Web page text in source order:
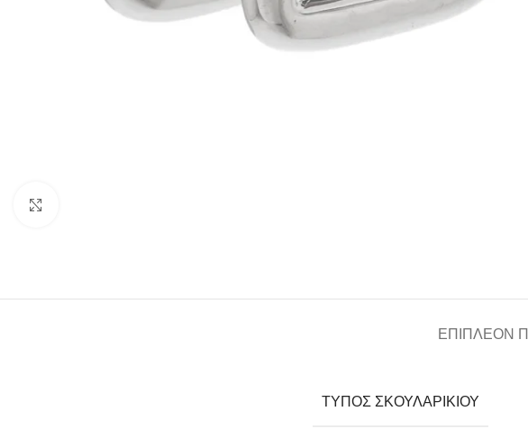
ΕΠΙΠΛΈΟΝ
ΤΎΠΟΣ ΣΚΟΥΛΑΡΙΚΙΟΎ